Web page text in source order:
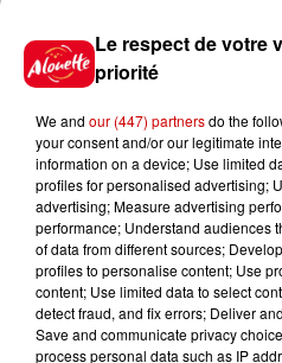
À LA UNE
Jeux
Le Duel -
pour l'un
régions !
Le respect de votre
priorité
We and our (447) partnersdo the
your consent and/or our legitimate
information on a device; Use limited
profiles for personalised advertising;
advertising; Measure advertising
performance; Understand audiences
of data from different sources;
profiles to personalise content; Use
content; Use limited data to select
detect fraud, and fix errors; Deliver
Save and communicate privacy
process personal data such as IP